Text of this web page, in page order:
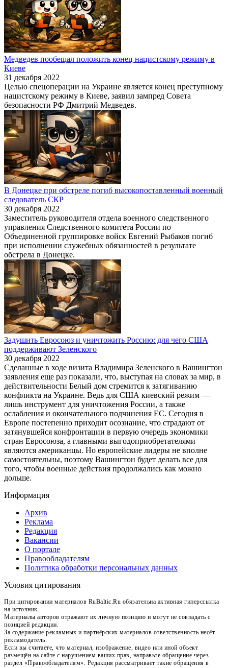
Медведев пообещал положить конец нацистскому режиму в
Киеве
31 декабря 2022
Целью спецоперации на Украине является конец преступному
нацистскому режиму в Киеве, заявил зампред Совета
безопасности РФ Дмитрий Медведев.
В Донецке при обстреле погиб высокопоставленный военный
следователь СКР
30 декабря 2022
Заместитель руководителя отдела военного следственного
управления Следственного комитета России по
Объединенной группировке войск Евгений Рыбаков погиб
при исполнении служебных обязанностей в результате
обстрела в Донецке.
Задушить Евросоюз и уничтожить Россию: для чего США
поддерживают Зеленского
30 декабря 2022
Сделанные в ходе визита Владимира Зеленского в Вашингтон
заявления еще раз показали, что, выступая на словах за мир, в
действительности Белый дом стремится к затягиванию
конфликта на Украине. Ведь для США киевский режим —
лишь инструмент для уничтожения России, а также
ослабления и окончательного подчинения ЕС. Сегодня в
Европе постепенно приходит осознание, что страдают от
затянувшейся конфронтации в первую очередь экономики
стран Евросоюза, а главными выгодоприобретателями
являются американцы. Но европейские лидеры не вполне
самостоятельны, поэтому Вашингтон будет делать все для
того, чтобы военные действия продолжались как можно
дольше.
Информация
Архив
Реклама
Редакция
Вакансии
О портале
Правообладателям
Политика обработки персональных данных
Условия цитирования
При цитировании материалов RuBaltic.Ru обязательна активная гиперссылка
на источник.
Материалы авторов отражают их личную позицию и могут не совпадать с
позицией редакции.
За содержание рекламных и партнёрских материалов ответственность несёт
рекламодатель.
Если вы считаете, что материал, изображение, видео или иной объект
размещён на сайте с нарушением ваших прав, направьте обращение через
раздел «Правообладателям». Редакция рассматривает такие обращения в